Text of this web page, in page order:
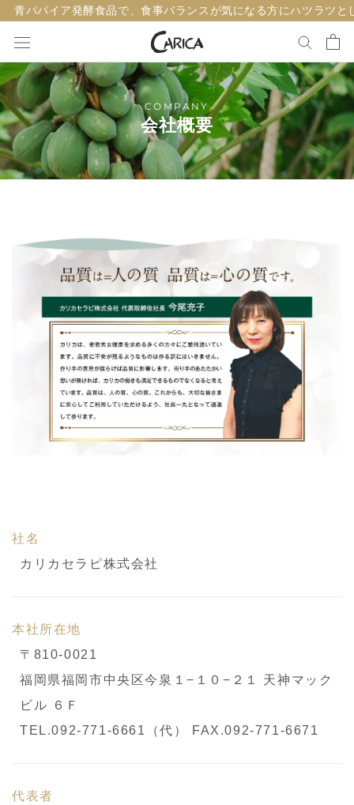
プ
し
て
コ
ン
テ
青パパイア発酵食品で、食事バランスが気になる方にハツラツと
COMPANY
会社概要
社名
カリカセラピ株式会社
本社所在地
〒810-0021
福岡県福岡市中央区今泉１−１０−２１ 天神マック
ビル ６Ｆ
TEL.092-771-6661（代） FAX.092-771-6671
代表者